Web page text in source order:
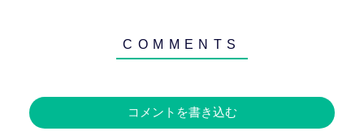
コメントを書き込む